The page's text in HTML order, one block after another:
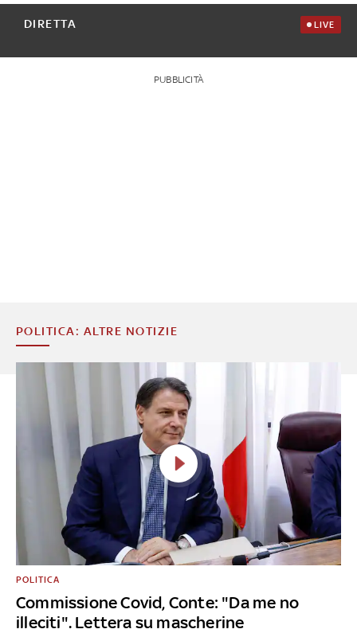
DIRETTA LIVE
PUBBLICITÀ
POLITICA: ALTRE NOTIZIE
Commissione Covid, Conte: "Da me no
illeciti". Lettera su mascherine
POLITICA